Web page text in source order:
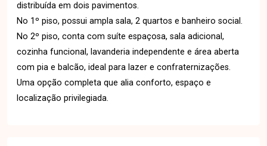
distribuída em dois pavimentos.
No 1º piso, possui ampla sala, 2 quartos e banheiro social.
No 2º piso, conta com suíte espaçosa, sala adicional,
cozinha funcional, lavanderia independente e área aberta
com pia e balcão, ideal para lazer e confraternizações.
Uma opção completa que alia conforto, espaço e
localização privilegiada.